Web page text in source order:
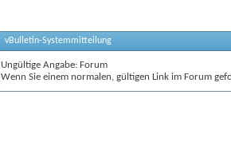
vBulletin-Systemmitteilung
Ungültige Angabe: Forum
Wenn Sie einem normalen, gültigen Link im Forum